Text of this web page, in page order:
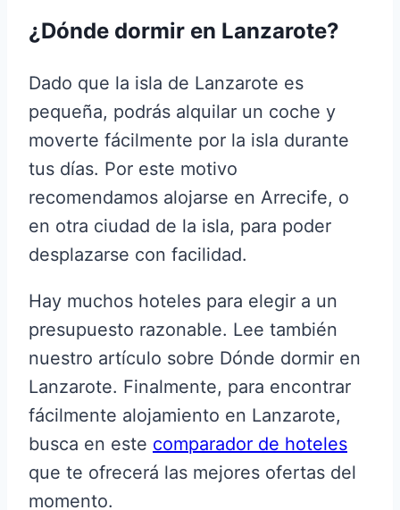
¿Dónde dormir en Lanzarote?
Dado que la isla de Lanzarote es
pequeña, podrás alquilar un coche y
moverte fácilmente por la isla durante
tus días. Por este motivo
recomendamos alojarse en Arrecife, o
en otra ciudad de la isla, para poder
desplazarse con facilidad.
Hay muchos hoteles para elegir a un
presupuesto razonable. Lee también
nuestro artículo sobre Dónde dormir en
Lanzarote. Finalmente, para encontrar
fácilmente alojamiento en Lanzarote,
busca en este comparador de hoteles
que te ofrecerá las mejores ofertas del
momento.